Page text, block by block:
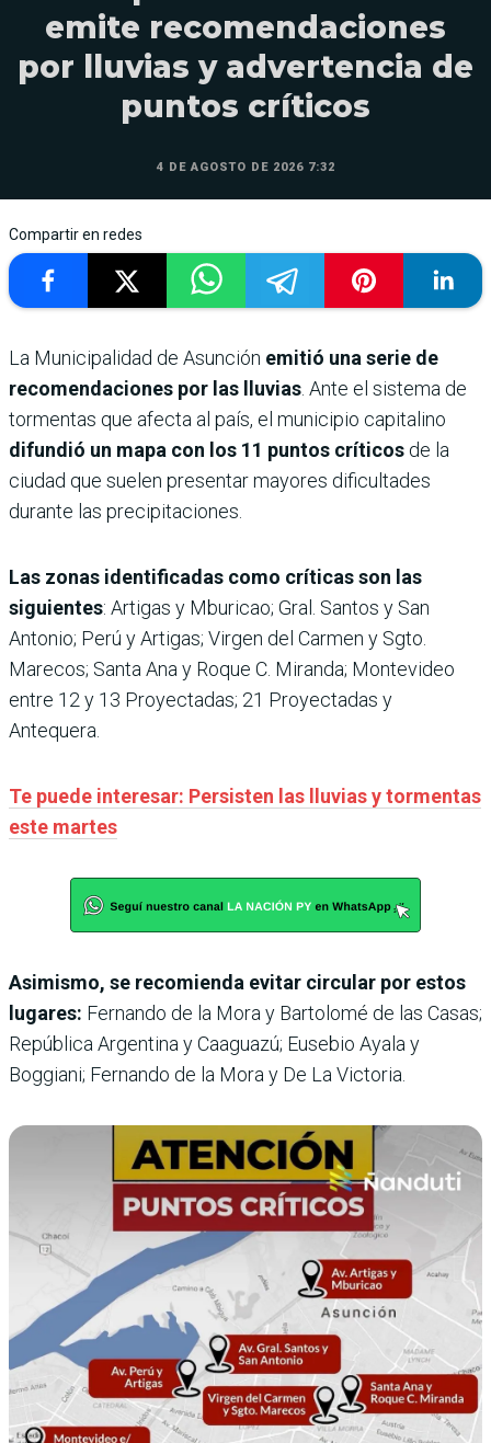
emite recomendaciones
por lluvias y advertencia de
puntos críticos
4 DE AGOSTO DE 2026 7:32
Compartir en redes
La Municipalidad de Asunción emitió una serie de
recomendaciones por las lluvias. Ante el sistema de
tormentas que afecta al país, el municipio capitalino
difundió un mapa con los 11 puntos críticos de la
ciudad que suelen presentar mayores dificultades
durante las precipitaciones.
Las zonas identificadas como críticas son las
siguientes: Artigas y Mburicao; Gral. Santos y San
Antonio; Perú y Artigas; Virgen del Carmen y Sgto.
Marecos; Santa Ana y Roque C. Miranda; Montevideo
entre 12 y 13 Proyectadas; 21 Proyectadas y
Antequera.
Te puede interesar: Persisten las lluvias y tormentas
este martes
Asimismo, se recomienda evitar circular por estos
lugares: Fernando de la Mora y Bartolomé de las Casas;
República Argentina y Caaguazú; Eusebio Ayala y
Boggiani; Fernando de la Mora y De La Victoria.